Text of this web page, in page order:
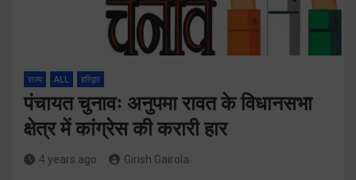
राज्य ALL हरिद्वार
पंचायत चुनावः अनुपमा रावत के विधानसभा
क्षेत्र में कांग्रेस की करारी हार
4 years ago Girish Gairola